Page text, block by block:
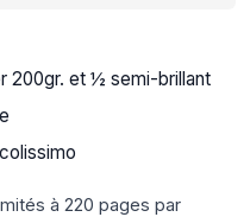
200gr. et ½ semi-brillant
à 220 pages par